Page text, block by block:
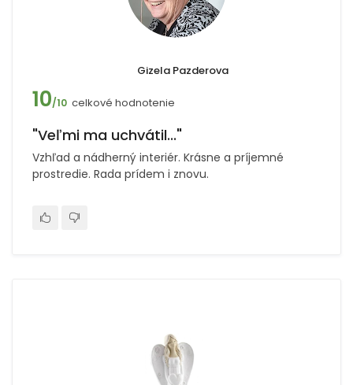
Gizela Pazderova
10/10 celkové hodnotenie
"Veľmi ma uchvátil..."
Vzhľad a nádherný interiér. Krásne a príjemné
prostredie. Rada prídem i znovu.